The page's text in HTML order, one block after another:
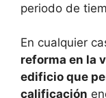
periodo de
En cualquier
reforma en la
edificio que
calificación